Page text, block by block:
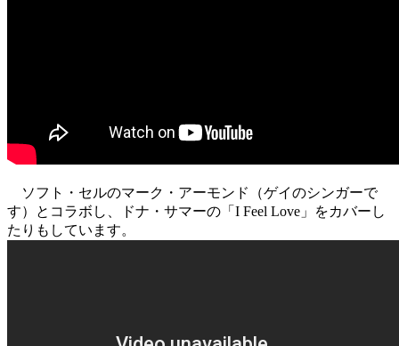
ソフト・セルのマーク・アーモンド（ゲイのシンガーで
す）とコラボし、ドナ・サマーの「I Feel Love」をカバーし
たりもしています。